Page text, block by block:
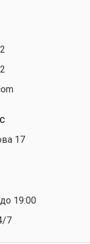
17
19:00
7